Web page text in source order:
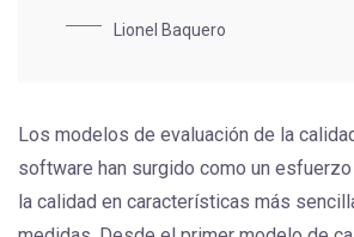
Lionel Baquero
Los modelos de evaluación de la
software han surgido como un
la calidad en características más